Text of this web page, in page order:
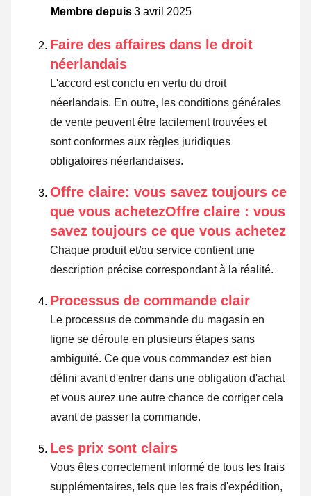
Membre depuis3 avril 2025
Faire des affaires dans le droit
néerlandais
L'accord est conclu en vertu du droit
néerlandais. En outre, les conditions générales
de vente peuvent être facilement trouvées et
sont conformes aux règles juridiques
obligatoires néerlandaises.
Offre claire: vous savez toujours ce
que vous achetezOffre claire : vous
savez toujours ce que vous achetez
Chaque produit et/ou service contient une
description précise correspondant à la réalité.
Processus de commande clair
Le processus de commande du magasin en
ligne se déroule en plusieurs étapes sans
ambiguïté. Ce que vous commandez est bien
défini avant d'entrer dans une obligation d'achat
et vous aurez une autre chance de corriger cela
avant de passer la commande.
Les prix sont clairs
Vous êtes correctement informé de tous les frais
supplémentaires, tels que les frais d'expédition,